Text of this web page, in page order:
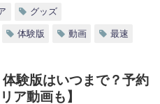
グッズ
体験版 動画 最速
験版はいつまで？予約
ア動画も】